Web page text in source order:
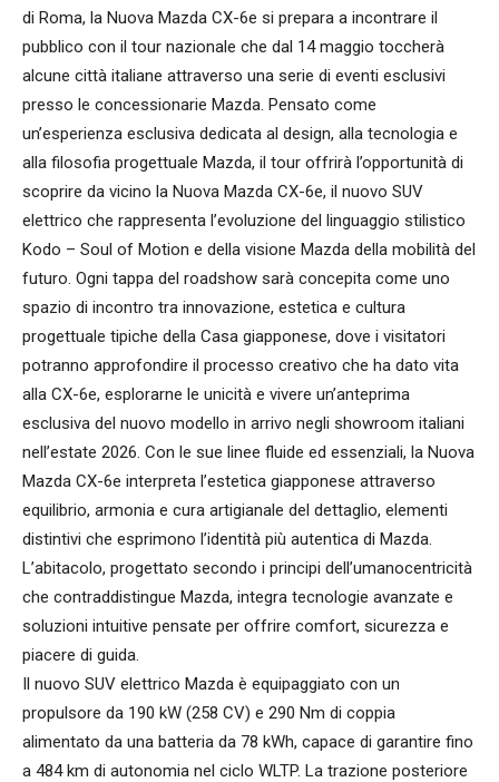
di Roma, la Nuova Mazda CX-6e si prepara a incontrare il
pubblico con il tour nazionale che dal 14 maggio toccherà
alcune città italiane attraverso una serie di eventi esclusivi
presso le concessionarie Mazda. Pensato come
un’esperienza esclusiva dedicata al design, alla tecnologia e
alla filosofia progettuale Mazda, il tour offrirà l’opportunità di
scoprire da vicino la Nuova Mazda CX-6e, il nuovo SUV
elettrico che rappresenta l’evoluzione del linguaggio stilistico
Kodo – Soul of Motion e della visione Mazda della mobilità del
futuro. Ogni tappa del roadshow sarà concepita come uno
spazio di incontro tra innovazione, estetica e cultura
progettuale tipiche della Casa giapponese, dove i visitatori
potranno approfondire il processo creativo che ha dato vita
alla CX-6e, esplorarne le unicità e vivere un’anteprima
esclusiva del nuovo modello in arrivo negli showroom italiani
nell’estate 2026. Con le sue linee fluide ed essenziali, la Nuova
Mazda CX-6e interpreta l’estetica giapponese attraverso
equilibrio, armonia e cura artigianale del dettaglio, elementi
distintivi che esprimono l’identità più autentica di Mazda.
L’abitacolo, progettato secondo i principi dell’umanocentricità
che contraddistingue Mazda, integra tecnologie avanzate e
soluzioni intuitive pensate per offrire comfort, sicurezza e
piacere di guida.
Il nuovo SUV elettrico Mazda è equipaggiato con un
propulsore da 190 kW (258 CV) e 290 Nm di coppia
alimentato da una batteria da 78 kWh, capace di garantire fino
a 484 km di autonomia nel ciclo WLTP. La trazione posteriore